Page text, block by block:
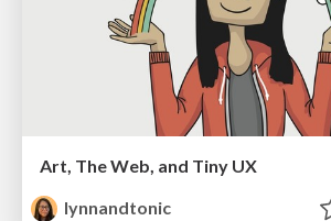
Art, The Web, and Tiny UX
lynnandtonic